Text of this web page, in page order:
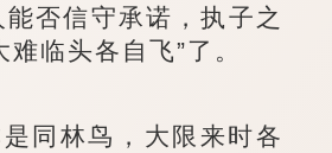
否信守承诺，执子之
临头各自飞”了。
同林鸟，大限来时各